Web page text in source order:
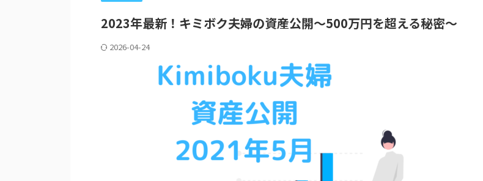
2023年最新！キミボク夫婦の資産公開～500万円を超える秘密～
2026-04-24